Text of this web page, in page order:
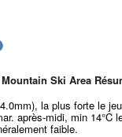
Ski Area
la plus forte le
après-midi, min 14°C
faible.